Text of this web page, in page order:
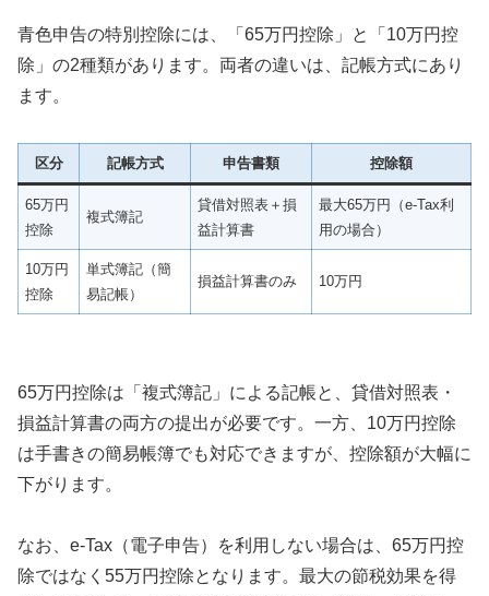
青色申告の特別控除には、「65万円控除」と「10万円控
除」の2種類があります。両者の違いは、記帳方式にあり
ます。
区分 記帳方式 申告書類 控除額
65万円
控除
複式簿記
貸借対照表＋損
益計算書
最大65万円（e-Tax利
用の場合）
10万円
控除
単式簿記（簡
易記帳）
損益計算書のみ 10万円
65万円控除は「複式簿記」による記帳と、貸借対照表・
損益計算書の両方の提出が必要です。一方、10万円控除
は手書きの簡易帳簿でも対応できますが、控除額が大幅に
下がります。
なお、e-Tax（電子申告）を利用しない場合は、65万円控
除ではなく55万円控除となります。最大の節税効果を得